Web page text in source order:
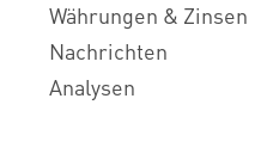
Währungen & Zinsen
Nachrichten
Analysen